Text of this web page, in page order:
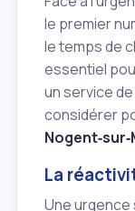
le premier
le temps de
essentiel
un service
considérer
La
Une